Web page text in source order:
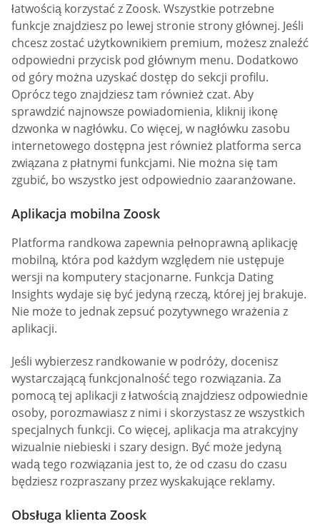
łatwością korzystać z Zoosk. Wszystkie potrzebne
funkcje znajdziesz po lewej stronie strony głównej. Jeśli
chcesz zostać użytkownikiem premium, możesz znaleźć
odpowiedni przycisk pod głównym menu. Dodatkowo
od góry można uzyskać dostęp do sekcji profilu.
Oprócz tego znajdziesz tam również czat. Aby
sprawdzić najnowsze powiadomienia, kliknij ikonę
dzwonka w nagłówku. Co więcej, w nagłówku zasobu
internetowego dostępna jest również platforma serca
związana z płatnymi funkcjami. Nie można się tam
zgubić, bo wszystko jest odpowiednio zaaranżowane.
Aplikacja mobilna Zoosk
Platforma randkowa zapewnia pełnoprawną aplikację
mobilną, która pod każdym względem nie ustępuje
wersji na komputery stacjonarne. Funkcja Dating
Insights wydaje się być jedyną rzeczą, której jej brakuje.
Nie może to jednak zepsuć pozytywnego wrażenia z
aplikacji.
Jeśli wybierzesz randkowanie w podróży, docenisz
wystarczającą funkcjonalność tego rozwiązania. Za
pomocą tej aplikacji z łatwością znajdziesz odpowiednie
osoby, porozmawiasz z nimi i skorzystasz ze wszystkich
specjalnych funkcji. Co więcej, aplikacja ma atrakcyjny
wizualnie niebieski i szary design. Być może jedyną
wadą tego rozwiązania jest to, że od czasu do czasu
będziesz rozpraszany przez wyskakujące reklamy.
Obsługa klienta Zoosk